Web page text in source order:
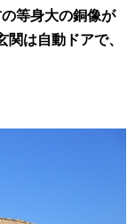
等身大の銅像が
は自動ドアで、